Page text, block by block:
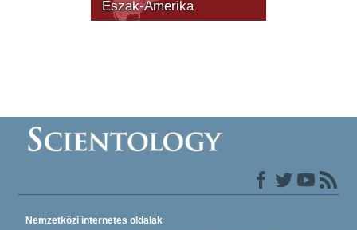
Észak-Amerika
Nemzetközi internetes oldalak